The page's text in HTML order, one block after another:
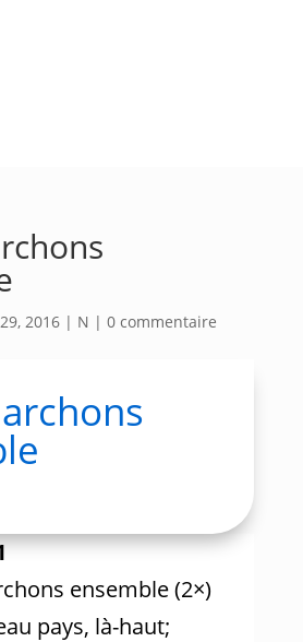
2016| N | 0 commentaire
ensemble (2×)
pays, là-haut;